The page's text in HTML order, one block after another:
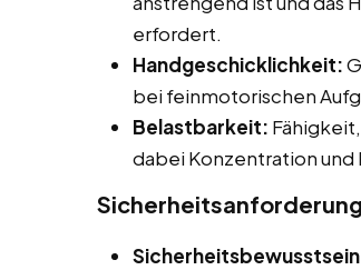
erfordert.
Handgeschicklichkeit:
bei feinmotorischen
Belastbarkeit:
dabei Konzentration und